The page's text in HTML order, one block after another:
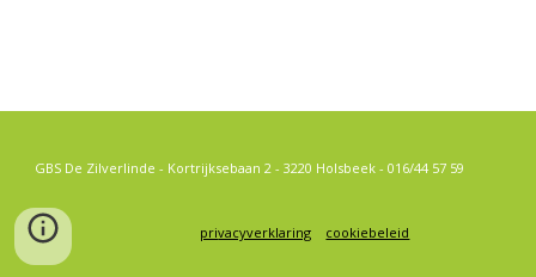
GBS De Zilverlinde - Kortrijksebaan 2 - 3220 Holsbeek - 016/44 57 59
privacyverklaring cookiebeleid